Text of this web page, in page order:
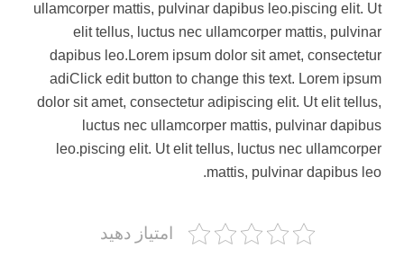
ullamcorper mattis, pulvinar dapibus leo.piscing elit. Ut
elit tellus, luctus nec ullamcorper mattis, pulvinar
dapibus leo.Lorem ipsum dolor sit amet, consectetur
adiClick edit button to change this text. Lorem ipsum
dolor sit amet, consectetur adipiscing elit. Ut elit tellus,
luctus nec ullamcorper mattis, pulvinar dapibus
leo.piscing elit. Ut elit tellus, luctus nec ullamcorper
mattis, pulvinar dapibus leo.
امتیاز دهید